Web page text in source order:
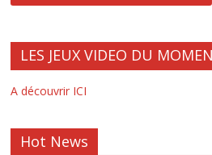
LES JEUX VIDEO DU
A découvrir ICI
Hot News